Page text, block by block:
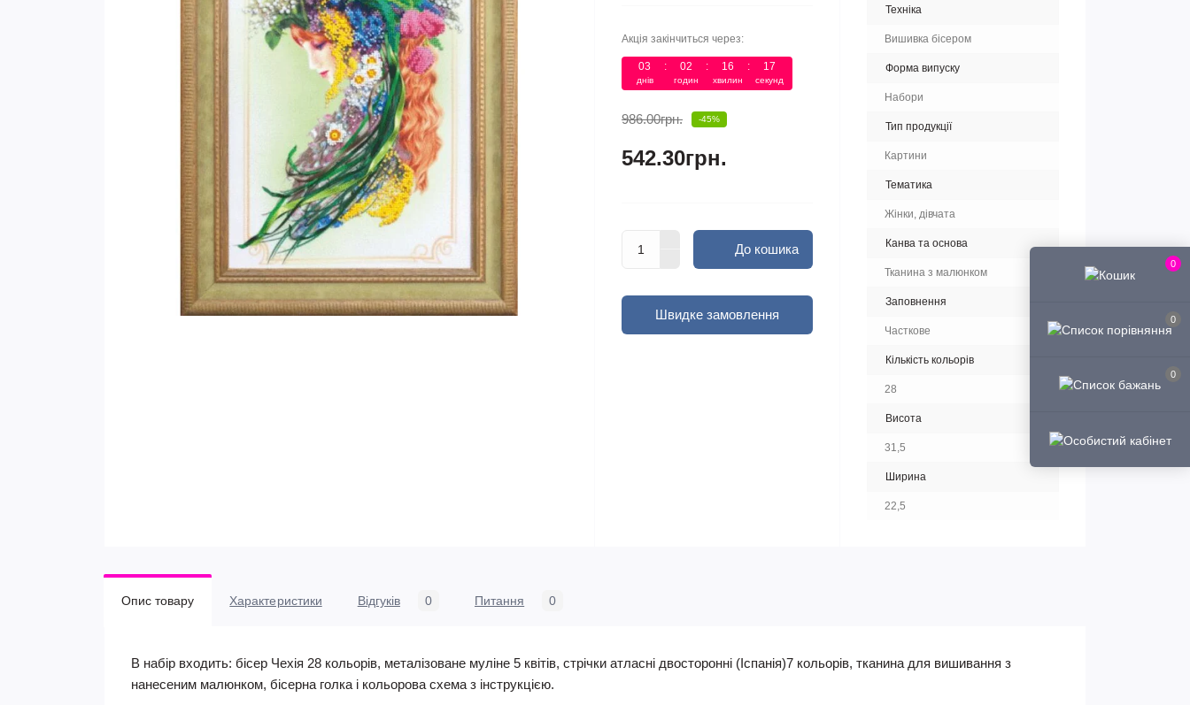
0
0
0
Акція закінчиться через:
03
днів
: 02
годин
: 16
хвилин
: 17
секунд
986.00грн. -45%
542.30грн.
До кошика
Швидке замовлення
Техніка
Вишивка бісером
Форма випуску
Набори
Тип продукції
Картини
Тематика
Жінки, дівчата
Канва та основа
Тканина з малюнком
Заповнення
Часткове
Кількість кольорів
28
Висота
31,5
Ширина
22,5
Опис товару Характеристики Відгуків 0 Питання 0
В набір входить: бісер Чехія 28 кольорів, металізоване муліне 5 квітів, стрічки атласні двосторонні (Іспанія)7 кольорів, тканина для вишивання з
нанесеним малюнком, бісерна голка і кольорова схема з інструкцією.